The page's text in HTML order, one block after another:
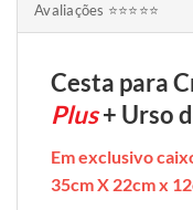
Avaliações ⭐⭐⭐⭐⭐
Cesta para
Plus+ Urso
Em exclusivo
35cm X 22cm x